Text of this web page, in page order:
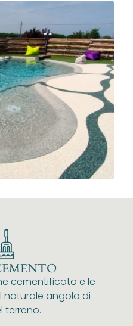
cementificato e le
naturale angolo di
terreno.